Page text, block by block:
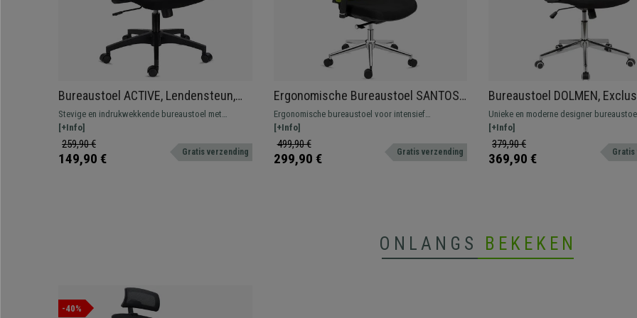
Bureaustoel ACTIVE, Lendensteun,
Verstelbare armleuningen,
Comfortabel en Robuust, Blauw
Stevige en indrukwekkende bureaustoel met
lendensteun. Zitting met dikke vulling en verstelbare
armleuningen voor optimaal comfort.
[+Info]
259,90 €
149,90 € Gratis verzending
Ergonomische Bureaustoel SANTOS,
Hoofdsteun, Professioneel Gebruik 8
uur, Groen
Ergonomische bureaustoel voor intensief
professioneel gebruik. Uitstekende kwaliteit, met
verchroomd aluminium elementen.
[+Info]
499,90 €
299,90 € Gratis verzending
Bureaustoel DOLMEN,
Ontwerp. Metalen Onderstel,
Stof
Unieke en moderne designer
Ergonomische, hoge rugleuning met
hoofdsteun, vulling met hoge dichtheid,
kwaliteitsstof.
[+Info]
379,90 €
369,90 € Gratis
ONLANGS BEKEKEN
-40%